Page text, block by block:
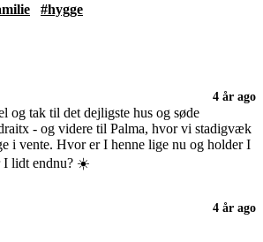
#hygge
4 år ago
og tak til det dejligste hus og søde
- og videre til Palma, hvor vi stadigvæk
i vente. Hvor er I henne lige nu og holder I
I lidt endnu? ☀️
4 år ago